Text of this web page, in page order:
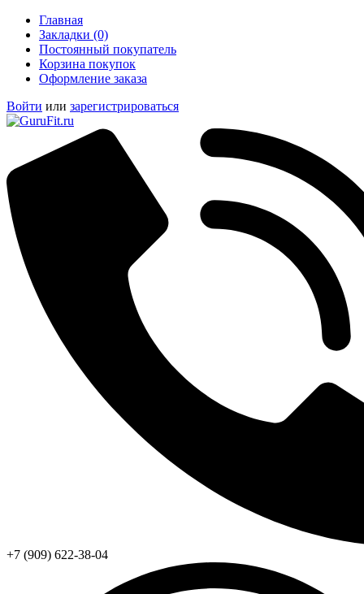
Главная
Закладки (0)
Постоянный покупатель
Корзина покупок
Оформление заказа
Войти или зарегистрироваться
+7 (909) 622-38-04